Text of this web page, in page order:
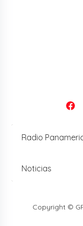
Radio
Noticias
Copyright ©